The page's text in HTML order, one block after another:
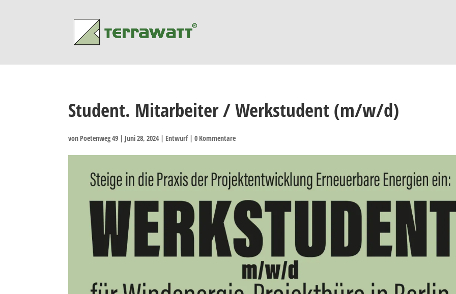
Student. Mitarbeiter / Werkstudent (m/w/d)
von Poetenweg 49 | Juni 28, 2024| Entwurf|0 Kommentare